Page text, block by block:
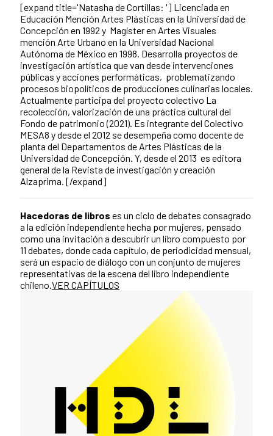
[expand title='Natasha de Cortillas: '] Licenciada en
Educación Mención Artes Plásticas en la Universidad de
Concepción en 1992 y Magíster en Artes Visuales
mención Arte Urbano en la Universidad Nacional
Autónoma de México en 1998. Desarrolla proyectos de
investigación artística que van desde ­intervenciones
públicas y acciones performáticas, problematizando
procesos biopolíticos de producciones culinarias locales.
Actualmente participa del proyecto colectivo La
recolección, valorización de una práctica cultural del
Fondo de patrimonio (2021). Es integrante del Colectivo
MESA8 y desde el 2012 se desempeña como docente de
planta del Departamentos de Artes Plásticas de la
Universidad de Concepción. Y, desde el 2013 es editora
general de la Revista de investigación y creación
Alzaprima. [/expand]
Hacedoras de libros es un ciclo de debates consagrado
a la edición independiente hecha por mujeres, pensado
como una invitación a descubrir un libro compuesto por
11 debates, donde cada capítulo, de periodicidad mensual,
será un espacio de diálogo con un conjunto de mujeres
representativas de la escena del libro independiente
chileno. VER CAPÍTULOS